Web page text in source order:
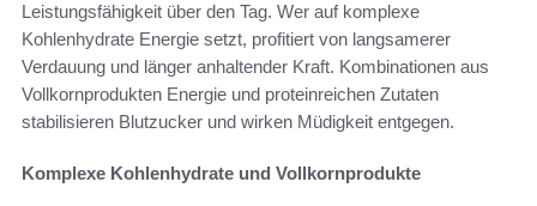
Leistungsfähigkeit über den Tag. Wer auf komplexe
Kohlenhydrate Energie setzt, profitiert von langsamerer
Verdauung und länger anhaltender Kraft. Kombinationen aus
Vollkornprodukten Energie und proteinreichen Zutaten
stabilisieren Blutzucker und wirken Müdigkeit entgegen.
Komplexe Kohlenhydrate und Vollkornprodukte